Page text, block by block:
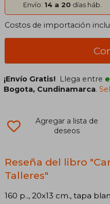
Envío: 14 a 20 días háb.
Costos de importación
¡Envío Gratis! Llega entre
Bogota, Cundinamarca.
Agregar a lista de
deseos
Reseña del libro
Talleres"
160 p.., 20x13 cm., tapa